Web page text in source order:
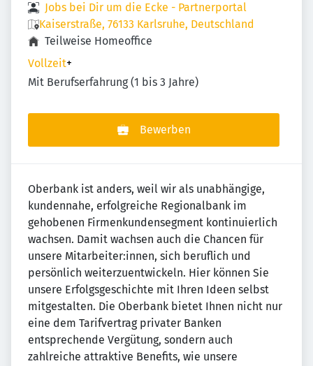
Jobs bei Dir um die Ecke - Partnerportal
Kaiserstraße, 76133 Karlsruhe, Deutschland
Teilweise Homeoffice
Vollzeit+
Mit Berufserfahrung (1 bis 3 Jahre)
Bewerben
Oberbank ist anders, weil wir als unabhängige,
kundennahe, erfolgreiche Regionalbank im
gehobenen Firmenkundensegment kontinuierlich
wachsen. Damit wachsen auch die Chancen für
unsere Mitarbeiter:innen, sich beruflich und
persönlich weiterzuentwickeln. Hier können Sie
unsere Erfolgsgeschichte mit Ihren Ideen selbst
mitgestalten. Die Oberbank bietet Ihnen nicht nur
eine dem Tarifvertrag privater Banken
entsprechende Vergütung, sondern auch
zahlreiche attraktive Benefits, wie unsere